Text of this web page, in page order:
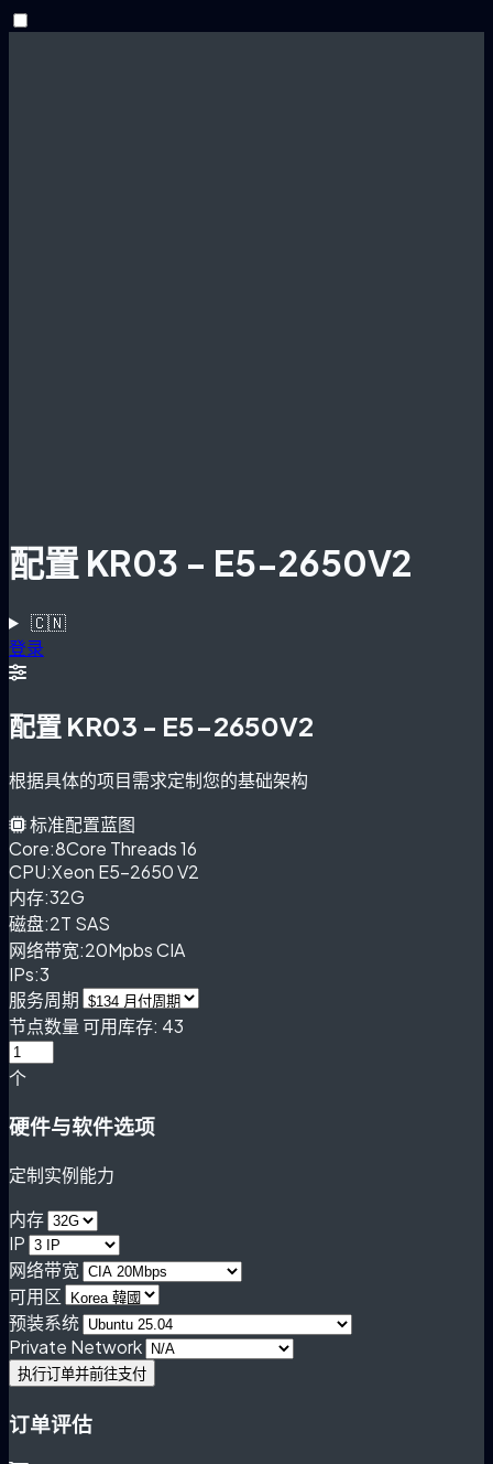
配置 KR03 - E5-2650V2
🇨🇳
登录
配置 KR03 - E5-2650V2
根据具体的项目需求定制您的基础架构
标准配置蓝图
Core:8Core Threads 16
CPU:Xeon E5-2650 V2
内存:32G
磁盘:2T SAS
网络带宽:20Mpbs CIA
IPs:3
服务周期
节点数量 可用库存: 43
个
硬件与软件选项
定制实例能力
内存
IP
网络带宽
可用区
预装系统
Private Network
执行订单并前往支付
订单评估